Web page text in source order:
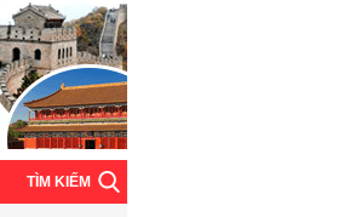
TÌM KIẾM